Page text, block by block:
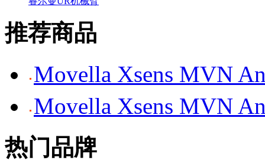
推荐商品
Movella Xsens MVN
Movella Xsens MVN
热门品牌